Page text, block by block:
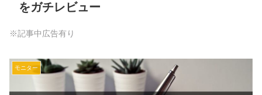
をガチレビュー
※記事中広告有り
モニター